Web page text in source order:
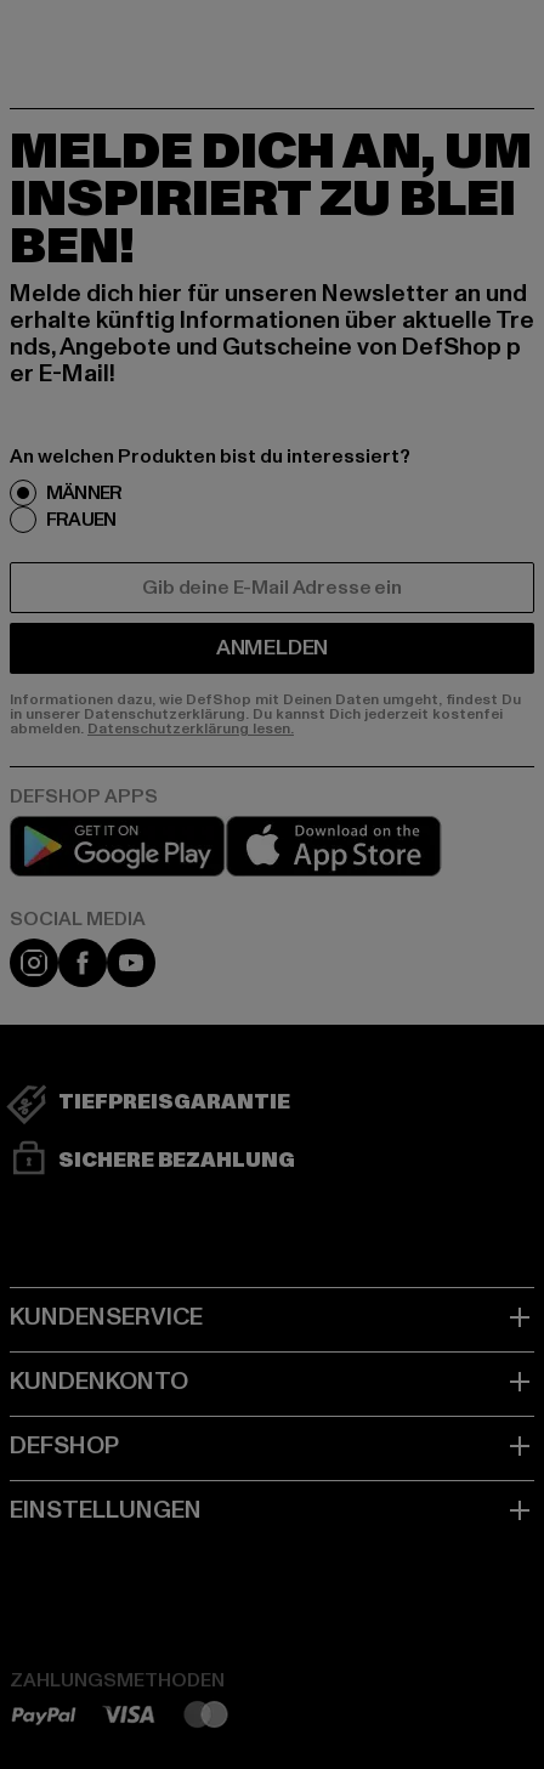
MELDE DICH AN, UM
INSPIRIERT ZU BLEI
BEN!
Melde dich hier für unseren Newsletter an und
erhalte künftig Informationen über aktuelle Tre
nds, Angebote und Gutscheine von DefShop p
er E-Mail!
An welchen Produkten bist du interessiert?
MÄNNER
FRAUEN
ANMELDEN
Informationen dazu, wie DefShop mit Deinen Daten umgeht, findest Du
in unserer Datenschutzerklärung. Du kannst Dich jederzeit kostenfei
abmelden. Datenschutzerklärung lesen.
Play market
Instagram
FacebookYouTube
TIEFPREISGARANTIE
SICHERE BEZAHLUNG
ZAHLUNGSMETHODEN